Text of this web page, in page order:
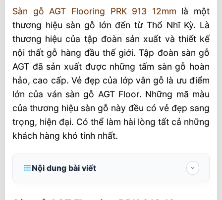
Sàn gỗ AGT Flooring PRK 913 12mm là một
thương hiệu sàn gỗ lớn đến từ Thổ Nhĩ Kỳ. Là
thương hiệu của tập đoàn sản xuất và thiết kế
nội thất gỗ hàng đầu thế giới. Tập đoàn sàn gỗ
AGT đã sản xuất được những tấm sàn gỗ hoàn
hảo, cao cấp. Vẻ đẹp của lớp vân gỗ là ưu điểm
lớn của ván sàn gỗ AGT Floor. Những mã màu
của thương hiệu sàn gỗ này đều có vẻ đẹp sang
trọng, hiện đại. Có thể làm hài lòng tất cả những
khách hàng khó tính nhất.
Nội dung bài viết